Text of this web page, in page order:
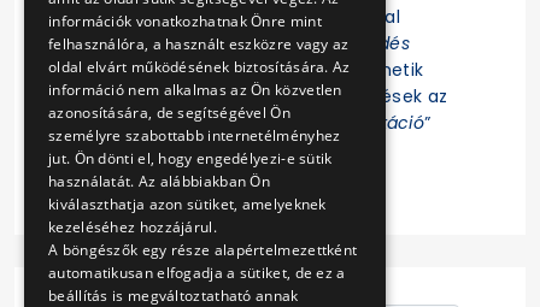
ajánlat összeállítására jogosultsággal
rendelkező Felhasználók az „Érdeklődés
jelzése” funkció indítása után tekinthetik
meg. Az eljárással kapcsolatos kérdések az
EKR-ben erre létrehozott „
Kommunikáció”
felületen tehetők fel.
információk vonatkozhatnak Önre mint
felhasználóra, a használt eszközre vagy az
oldal elvárt működésének biztosítására. Az
információ nem alkalmas az Ön közvetlen
azonosítására, de segítségével Ön
személyre szabottabb internetélményhez
jut. Ön dönti el, hogy engedélyezi-e sütik
használatát. Az alábbiakban Ön
kiválaszthatja azon sütiket, amelyeknek
kezeléséhez hozzájárul.
A böngészők egy része alapértelmezettként
automatikusan elfogadja a sütiket, de ez a
beállítás is megváltoztatható annak